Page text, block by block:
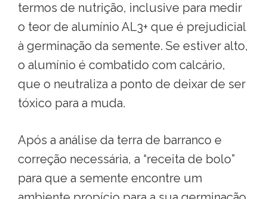
termos de nutrição, inclusive para medir
o teor de alumínio AL3+ que é prejudicial
à germinação da semente. Se estiver alto,
o alumínio é combatido com calcário,
que o neutraliza a ponto de deixar de ser
tóxico para a muda.
Após a análise da terra de barranco e
correção necessária, a “receita de bolo”
para que a semente encontre um